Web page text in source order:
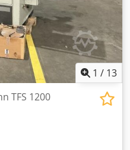
1 / 13
TFS 1200